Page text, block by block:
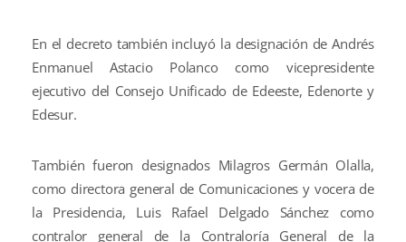
En el decreto también incluyó la designación de Andrés
Enmanuel Astacio Polanco como vicepresidente
ejecutivo del Consejo Unificado de Edeeste, Edenorte y
Edesur.
También fueron designados Milagros Germán Olalla,
como directora general de Comunicaciones y vocera de
la Presidencia, Luis Rafael Delgado Sánchez como
contralor general de la Contraloría General de la